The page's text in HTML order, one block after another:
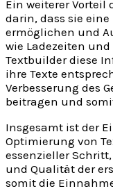
Ein weiterer Vorteil
darin, dass sie eine
ermöglichen und
wie Ladezeiten
Textbuilder diese
ihre Texte
Verbesserung des
beitragen und
Insgesamt ist der
Optimierung von
essenzieller
und Qualität der
somit die